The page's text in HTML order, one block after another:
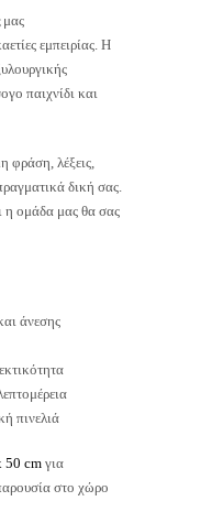
μας
εμπειρίας. Η
παιχνίδι και
φράση, λέξεις,
δική σας.
η ομάδα μας θα σας
άνεσης
πινελιά
50 cm για
στο χώρο